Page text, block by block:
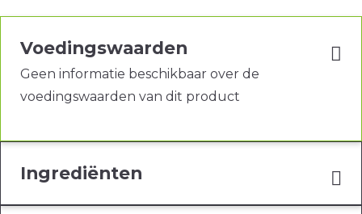
Voedingswaarden
Geen informatie beschikbaar over de
voedingswaarden van dit product
Ingrediënten